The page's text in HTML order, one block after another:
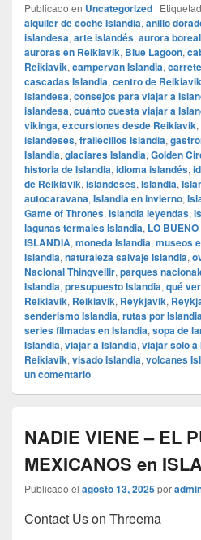
Publicado en Uncategorized |
alquiler de coche Islandia, anillo
islandesa, arte islandés, aurora
auroras en Reikiavik, Blue Lagoon,
Reikiavik, campervan Islandia,
cascadas Islandia, centro de Reikiavik
islandesa, consejos para viajar a
islandesa, cuánto cuesta viajar a
vikinga, excursiones desde Reikiavik,
islandeses, frailecillos Islandia,
Islandia, glaciares Islandia, Golden
historia de Islandia, idioma islandés,
de Reikiavik, islandeses, Islandia,
autocaravana, Islandia en invierno,
Game of Thrones, Islandia leyendas,
lagunas termales Islandia, LO
ISLANDIA, moneda Islandia, museos
Islandia, naturaleza salvaje Islandia,
Nacional Thingvellir, parques
Islandia, presupuesto Islandia, qué
Reikiavik, Reikiavik, Reykjavik,
senderismo Islandia, rutas por
series filmadas en Islandia, sopa de
Islandia, viajar a Islandia, viajar solo a
Reikiavik, visado Islandia, volcanes
un comentario
NADIE VIENE – EL
MEXICANOS en
Publicado el agosto 13, 2025por
Contact Us on Threema